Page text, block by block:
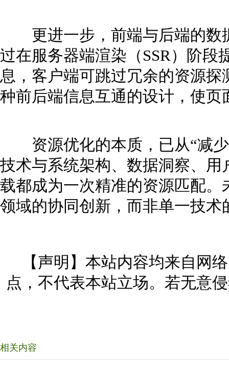
更进一步，前端与后端的数
过在服务器端渲染（SSR）阶段
息，客户端可跳过冗余的资源
种前后端信息互通的设计，使
资源优化的本质，已从“减少
技术与系统架构、数据洞察、
载都成为一次精准的资源匹配
领域的协同创新，而非单一技术
【声明】本站内容均来自网
点，不代表本站立场。若无意
相关内容